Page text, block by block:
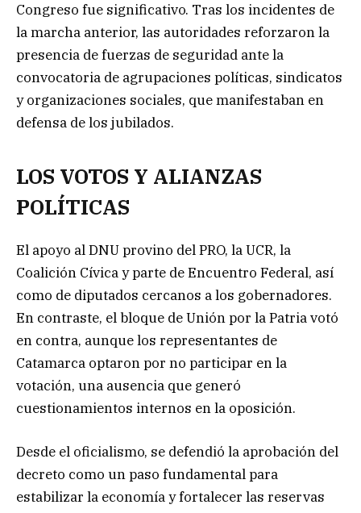
Congreso fue significativo. Tras los incidentes de
la marcha anterior, las autoridades reforzaron la
presencia de fuerzas de seguridad ante la
convocatoria de agrupaciones políticas, sindicatos
y organizaciones sociales, que manifestaban en
defensa de los jubilados.
LOS VOTOS Y ALIANZAS
POLÍTICAS
El apoyo al DNU provino del PRO, la UCR, la
Coalición Cívica y parte de Encuentro Federal, así
como de diputados cercanos a los gobernadores.
En contraste, el bloque de Unión por la Patria votó
en contra, aunque los representantes de
Catamarca optaron por no participar en la
votación, una ausencia que generó
cuestionamientos internos en la oposición.
Desde el oficialismo, se defendió la aprobación del
decreto como un paso fundamental para
estabilizar la economía y fortalecer las reservas